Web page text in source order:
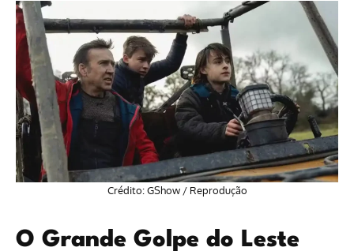
Crédito: GShow / Reprodução
O Grande Golpe do Leste